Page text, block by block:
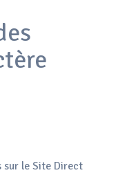
sur le Site Direct